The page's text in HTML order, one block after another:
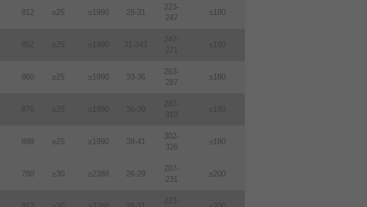
812 ≥25 ≥1990 28-31
223-
247
≤180
852 ≥25 ≥1990 31-343
247-
271
≤180
860 ≥25 ≥1990 33-36
263-
287
≤180
876 ≥25 ≥1990 36-39
287-
310
≤180
899 ≥25 ≥1990 38-41
302-
326
≤180
780 ≥30 ≥2388 26-29
207-
231
≤200
223-